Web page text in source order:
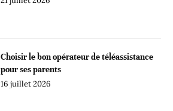
Choisir le bon opérateur de téléassistance
pour ses parents
16 juillet 2026